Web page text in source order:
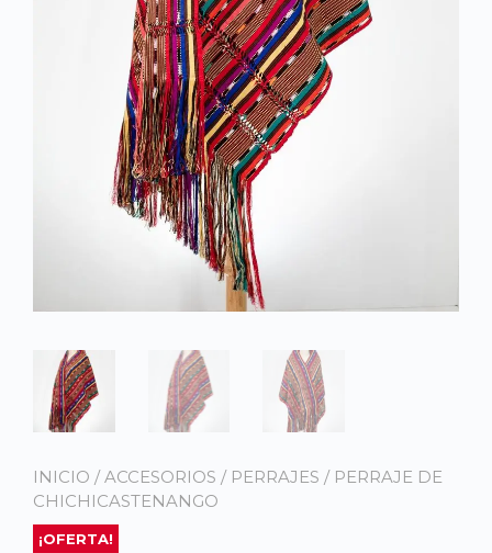
INICIO /ACCESORIOS / PERRAJES / PERRAJE DE
CHICHICASTENANGO
¡OFERTA!